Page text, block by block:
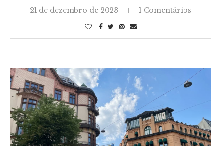
21 de dezembro de 2023 1 Comentários